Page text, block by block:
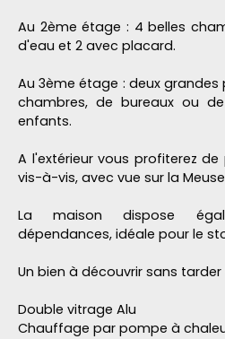
Au 2ème étage : 4 belles
d'eau et 2 avec placard.
Au 3ème étage : deux
chambres, de bureaux ou
enfants.
A l'extérieur vous profiterez
vis-à-vis, avec vue sur la
La maison dispose
dépendances, idéale pour le
Un bien à découvrir sans tarder
Double vitrage Alu
Chauffage par pompe à